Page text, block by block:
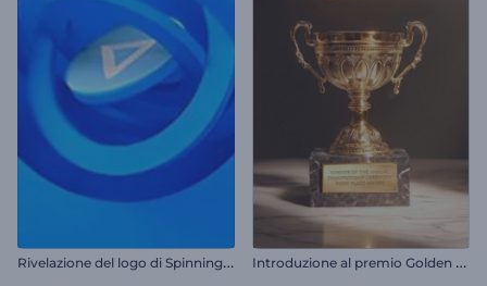
R
ivelazione del logo di Spinning Stripes I
ntroduzione al premio Golden Trophy